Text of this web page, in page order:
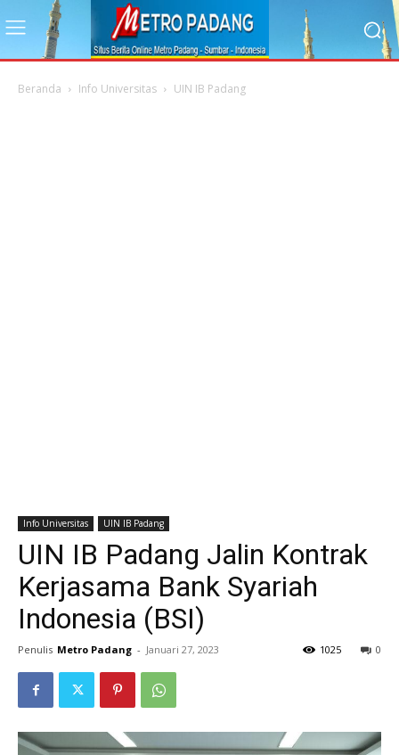
Beranda Info Universitas UIN IB Padang
Info Universitas UIN IB Padang
UIN IB Padang Jalin Kontrak
Kerjasama Bank Syariah
Indonesia (BSI)
Penulis Metro Padang - Januari 27, 2023 0
1025